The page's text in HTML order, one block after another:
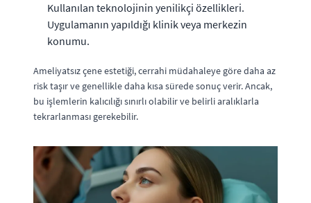
Kullanılan teknolojinin yenilikçi özellikleri.
Uygulamanın yapıldığı klinik veya merkezin
konumu.
Ameliyatsız çene estetiği, cerrahi müdahaleye göre daha az
risk taşır ve genellikle daha kısa sürede sonuç verir. Ancak,
bu işlemlerin kalıcılığı sınırlı olabilir ve belirli aralıklarla
tekrarlanması gerekebilir.